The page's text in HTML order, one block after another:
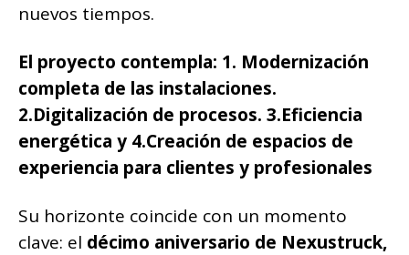
nuevos tiempos.
El proyecto contempla: 1. Modernización
completa de las instalaciones.
2.Digitalización de procesos. 3.Eficiencia
energética y 4.Creación de espacios de
experiencia para clientes y profesionales
Su horizonte coincide con un momento
clave: el décimo aniversario de Nexustruck,